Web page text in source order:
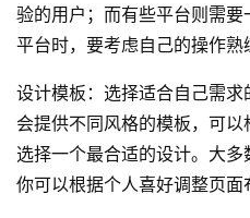
验的用户；而有些平台则需
平台时，要考虑自己的操作熟
设计模板：选择适合自己需
会提供不同风格的模板，可以
选择一个最合适的设计。大
你可以根据个人喜好调整页面